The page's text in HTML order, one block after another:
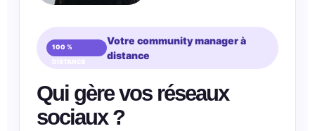
Votre community manager à
distance
Qui gère vos réseaux
sociaux ?